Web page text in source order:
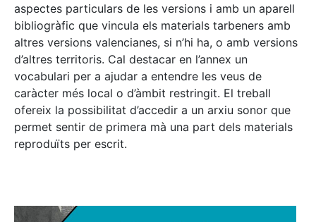
aspectes particulars de les versions i amb un aparell
bibliogràfic que vincula els materials tarbeners amb
altres versions valencianes, si n’hi ha, o amb versions
d’altres territoris. Cal destacar en l’annex un
vocabulari per a ajudar a entendre les veus de
caràcter més local o d’àmbit restringit. El treball
ofereix la possibilitat d’accedir a un arxiu sonor que
permet sentir de primera mà una part dels materials
reproduïts per escrit.